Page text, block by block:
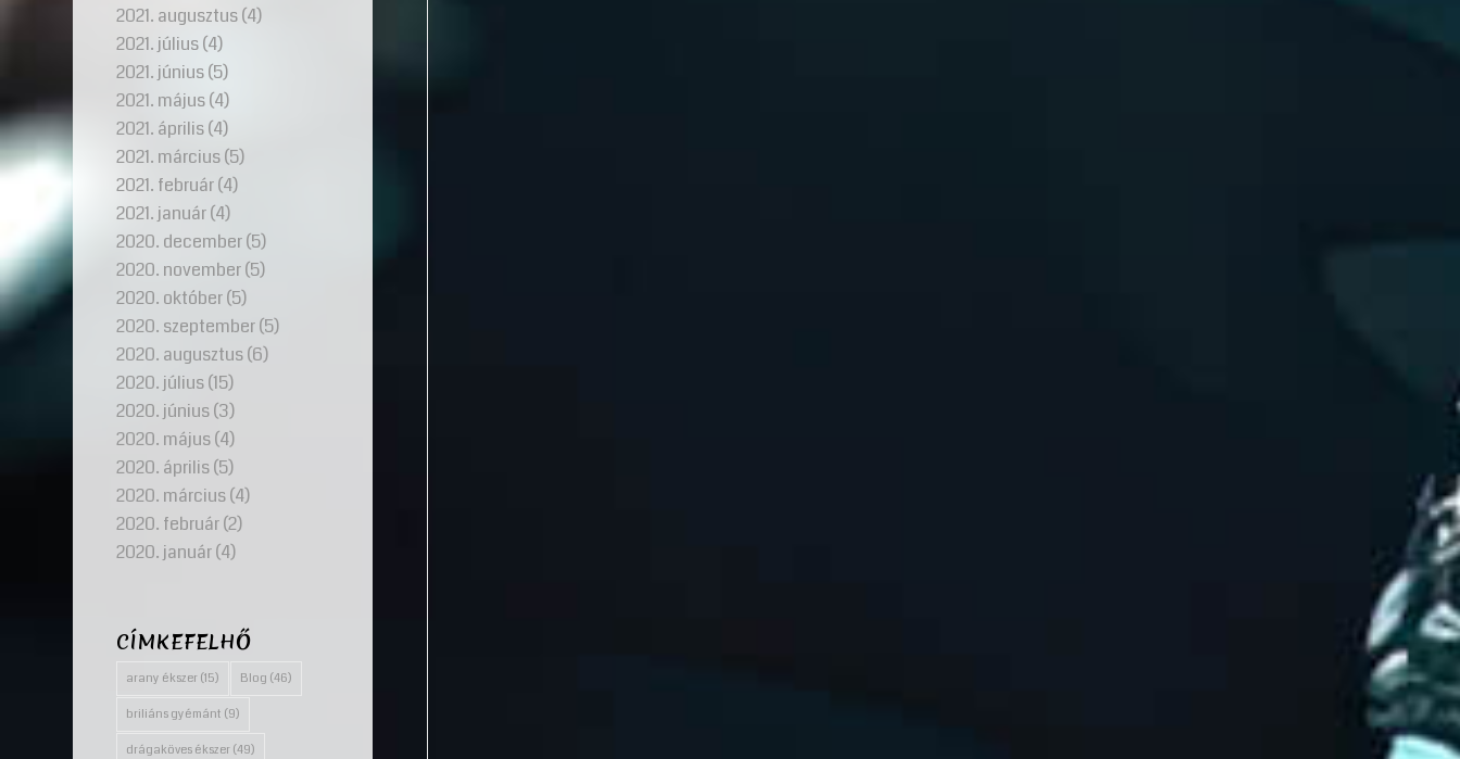
2021. augusztus(4)
2021. július(4)
2021. június(5)
2021. május(4)
2021. április(4)
2021. március(5)
2021. február(4)
2021. január(4)
2020. december(5)
2020. november(5)
2020. október(5)
2020. szeptember(5)
2020. augusztus(6)
2020. július(15)
2020. június(3)
2020. május(4)
2020. április(5)
2020. március(4)
2020. február(2)
2020. január(4)
CÍMKEFELHŐ
arany ékszer (15) Blog (46)
briliáns gyémánt (9)
drágaköves ékszer (49)